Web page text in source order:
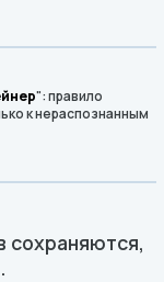
": правило
к нераспознанным
сохраняются,